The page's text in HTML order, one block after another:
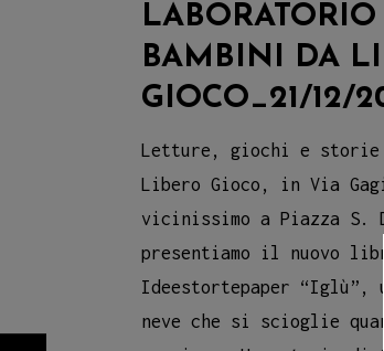
LABORATORIO
BAMBINI DA
GIOCO_21/12/
Letture, giochi e
Libero Gioco, in Via
vicinissimo a Piazza S.
presentiamo il nuovo
Ideestortepaper “Iglù”,
neve che si scioglie